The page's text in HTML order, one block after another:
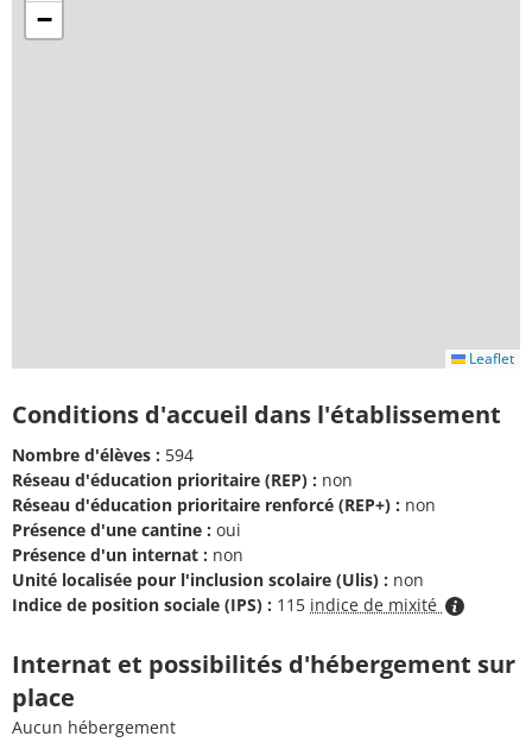
−
Leaflet
Conditions d'accueil dans l'établissement
Nombre d'élèves : 594
Réseau d'éducation prioritaire (REP) : non
Réseau d'éducation prioritaire renforcé (REP+) : non
Présence d'une cantine : oui
Présence d'un internat : non
Unité localisée pour l'inclusion scolaire (Ulis) : non
Indice de position sociale (IPS) : 115 indice de mixité
Internat et possibilités d'hébergement sur
place
Aucun hébergement